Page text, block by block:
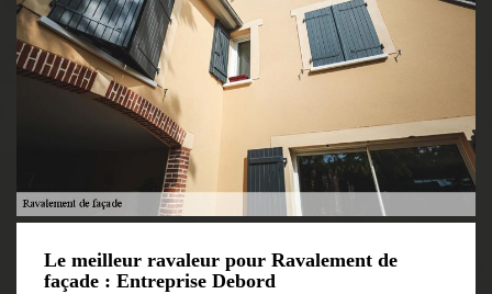
Le meilleur ravaleur pour Ravalement de
façade : Entreprise Debord